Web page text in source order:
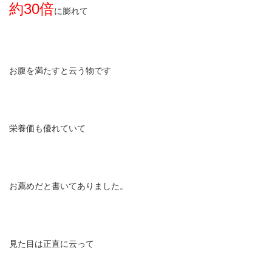
約30倍に膨れて
お腹を満たすと云う物です
栄養価も優れていて
お薦めだと書いてありました。
見た目は正直に云って